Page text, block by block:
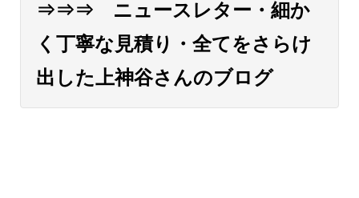
⇒⇒⇒ ニュースレター・細か
く丁寧な見積り・全てをさらけ
出した上神谷さんのブログ